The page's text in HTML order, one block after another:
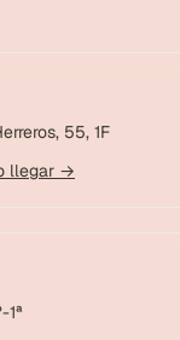
55, 1F
llegar →
1ª